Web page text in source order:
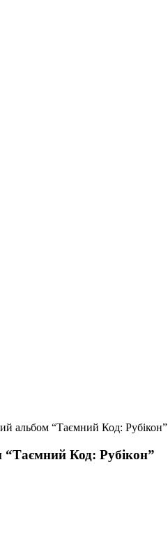
альбом “Таємний Код: Рубікон”
“Таємний Код: Рубікон”